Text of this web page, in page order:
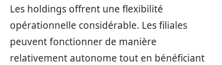
Les holdings offrent une flexibilité
opérationnelle considérable. Les filiales
peuvent fonctionner de manière
relativement autonome tout en bénéficiant